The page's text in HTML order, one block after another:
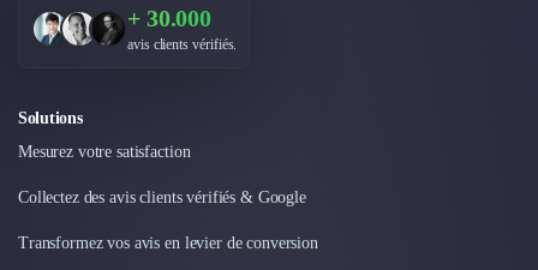
Graphisme & Illustration
Recherche Utilisateur
Création de Site Internet
Développement d'Application Mobile
Direction Artistique
+ 30.000
avis clients vérifiés.
Solutions
Mesurez votre satisfaction
Collectez des avis clients vérifiés & Google
Transformez vos avis en levier de conversion